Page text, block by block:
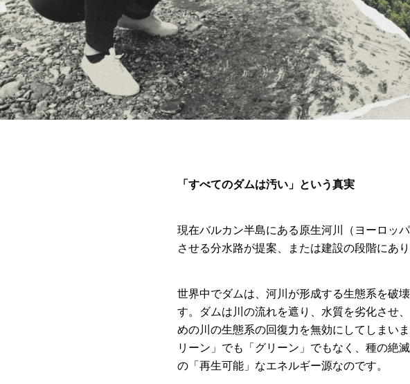
「すべてのダムは汚い」という真実
現在バルカン半島にある原生河川（ヨーロッ
させる分水路が提案、または建設の段階にあ
世界中でダムは、河川が形成する生態系を破
す。ダムは川の流れを遮り、水質を劣化させ
めの川の生態系の回復力を無効にしてしまい
リーン」でも「グリーン」でもなく、種の絶
の「再生可能」なエネルギー源なのです。